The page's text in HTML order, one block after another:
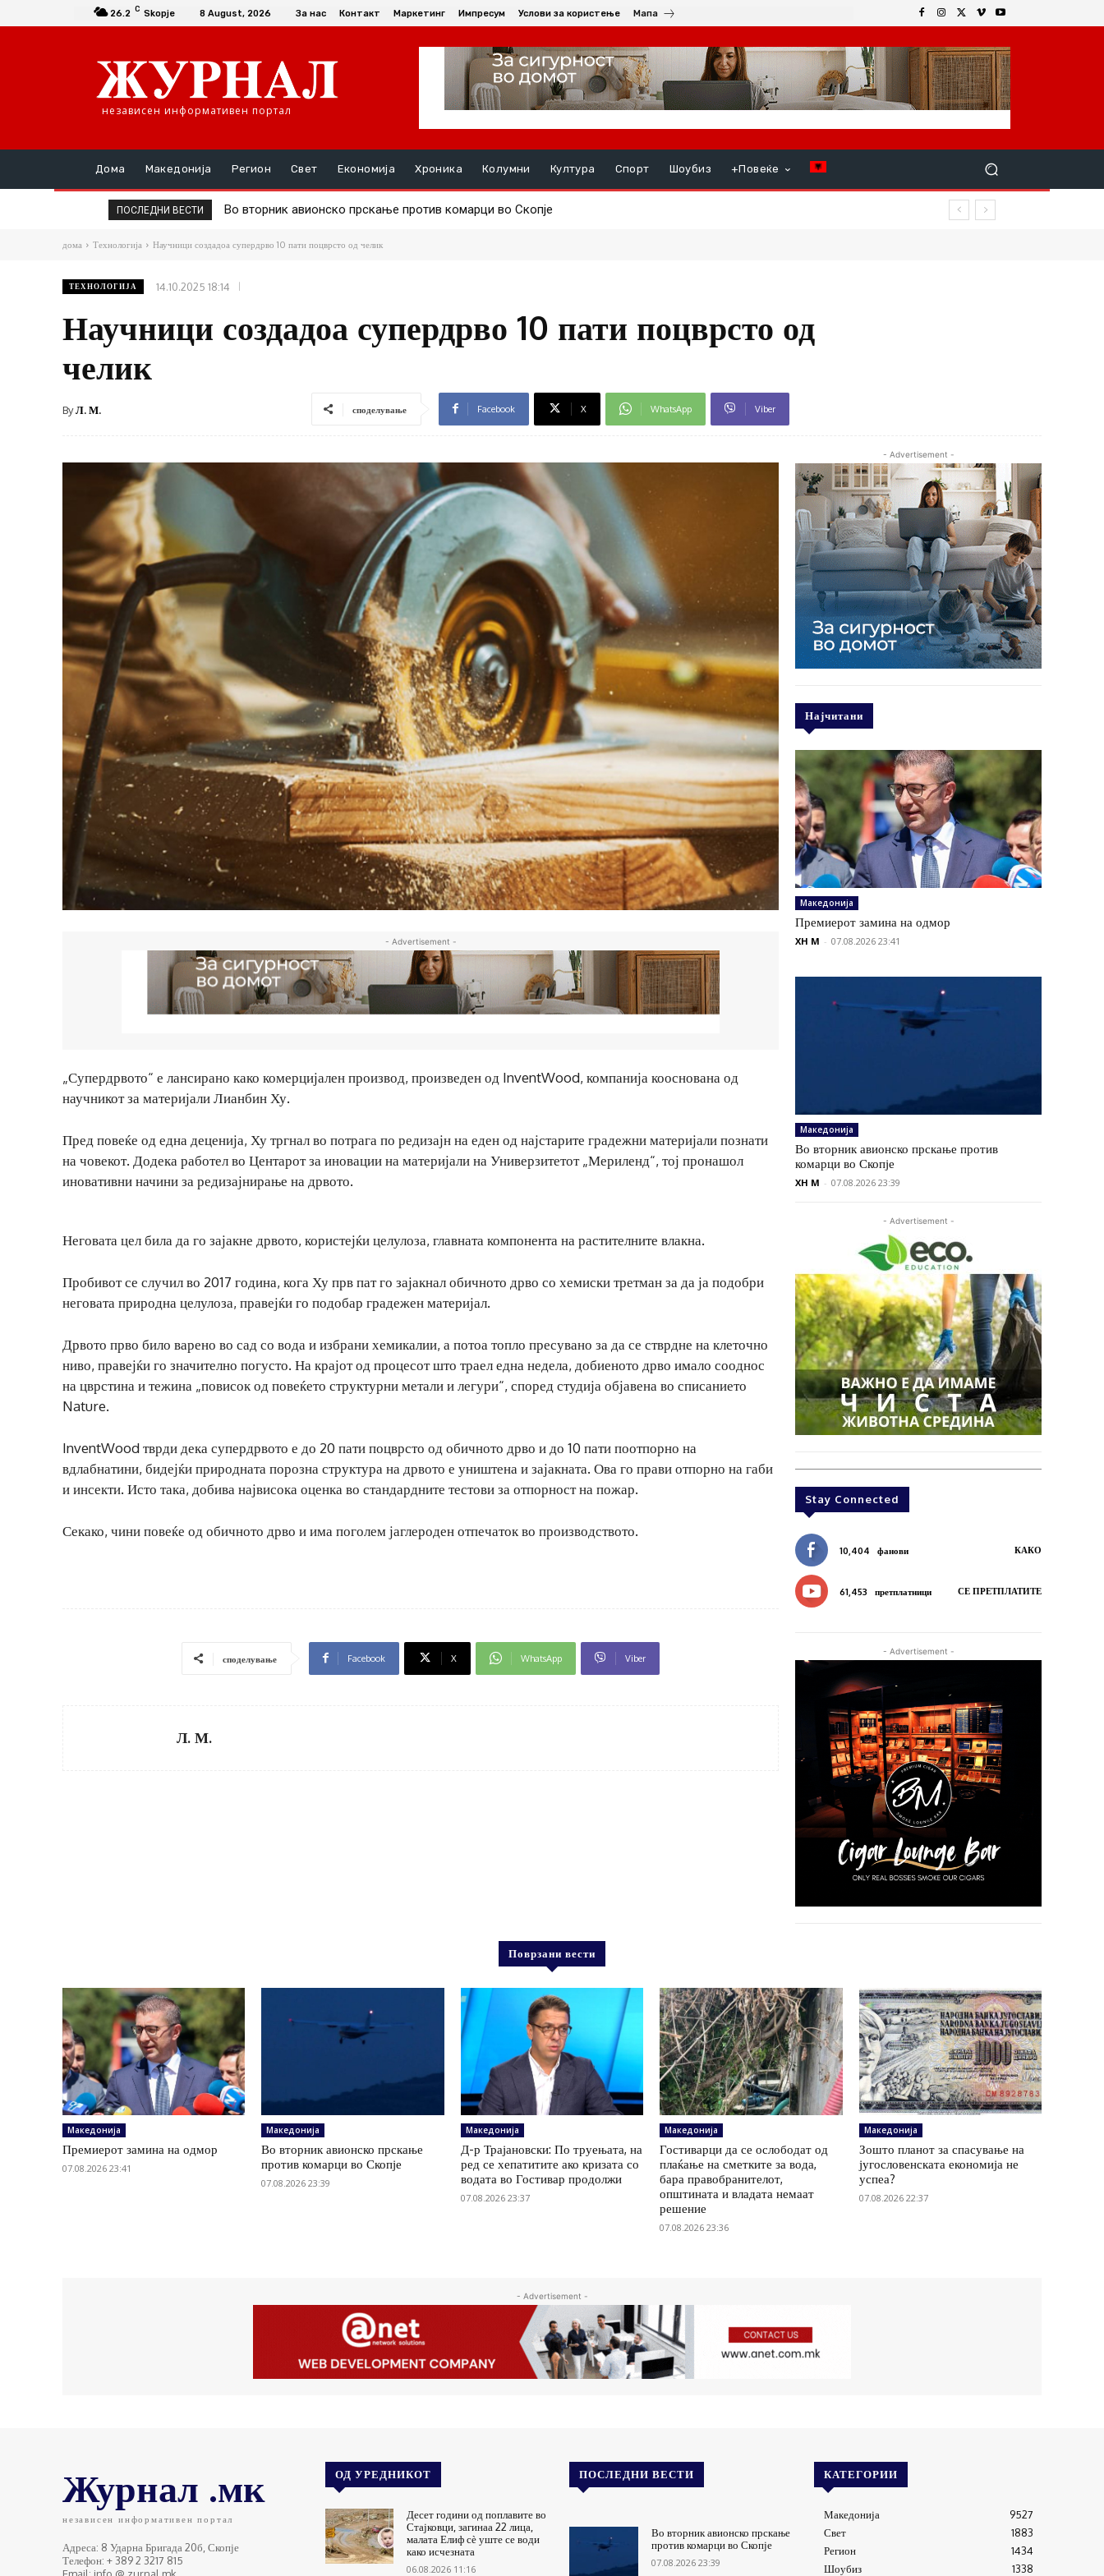
26.2 C Skopje 8 August, 2026 За нас Контакт Маркетинг Импресум Услови за користење Мапа
независен информативен портал
Дома Македонија Регион Свет Економија Хроника Колумни Култура Спорт Шоубиз +Повеќе
ПОСЛЕДНИ ВЕСТИ Во вторник авионско прскање против комарци во Скопје
Д-р Трајановски: По труењата, на ред се хепатитите ако кризата со водата во Гостивар продолжи
дома Технологија Научници создадоа супердрво 10 пати поцврсто од челик
ТЕХНОЛОГИЈА 14.10.2025 18:14
Научници создадоа супердрво 10 пати поцврсто од
челик
ByЛ. М. споделување Facebook X WhatsApp Viber
- Advertisement -
„Супердрвото“ е лансирано како комерцијален производ, произведен од InventWood, компанија кооснована од
научникот за материјали Лианбин Ху.
Пред повеќе од една деценија, Ху тргнал во потрага по редизајн на еден од најстарите градежни материјали познати
на човекот. Додека работел во Центарот за иновации на материјали на Универзитетот „Мериленд“, тој пронашол
иновативни начини за редизајнирање на дрвото.
Неговата цел била да го зајакне дрвото, користејќи целулоза, главната компонента на растителните влакна.
Пробивот се случил во 2017 година, кога Ху прв пат го зајакнал обичното дрво со хемиски третман за да ја подобри
неговата природна целулоза, правејќи го подобар градежен материјал.
Дрвото прво било варено во сад со вода и избрани хемикалии, а потоа топло пресувано за да се стврдне на клеточно
ниво, правејќи го значително погусто. На крајот од процесот што траел една недела, добиеното дрво имало сооднос
на цврстина и тежина „повисок од повеќето структурни метали и легури“, според студија објавена во списанието
Nature.
InventWood тврди дека супердрвото е до 20 пати поцврсто од обичното дрво и до 10 пати поотпорно на
вдлабнатини, бидејќи природната порозна структура на дрвото е уништена и зајакната. Ова го прави отпорно на габи
и инсекти. Исто така, добива највисока оценка во стандардните тестови за отпорност на пожар.
Секако, чини повеќе од обичното дрво и има поголем јаглероден отпечаток во производството.
споделување Facebook X WhatsApp Viber
Л. М.
- Advertisement -
Најчитани
Македонија
Премиерот замина на одмор
XH M - 07.08.2026 23:41
Македонија
Во вторник авионско прскање против
комарци во Скопје
XH M - 07.08.2026 23:39
- Advertisement -
Stay Connected
10,404 фанови КАКО
61,453 претплатници СЕ ПРЕТПЛАТИТЕ
- Advertisement -
Поврзани вести
Македонија
Премиерот замина на одмор
07.08.2026 23:41
Македонија
Во вторник авионско прскање
против комарци во Скопје
07.08.2026 23:39
Македонија
Д-р Трајановски: По труењата, на
ред се хепатитите ако кризата со
водата во Гостивар продолжи
07.08.2026 23:37
Македонија
Гостиварци да се ослободат од
плаќање на сметките за вода,
бара правобранителот,
општината и владата немаат
решение
07.08.2026 23:36
Македонија
Зошто планот за спасување на
југословенската економија не
успеа?
07.08.2026 22:37
- Advertisement -
Журнал .мк
независен информативен портал
Адреса: 8 Ударна Бригада 20б, Скопје
Телефон: + 389 2 3217 815
ОД УРЕДНИКОТ
Десет години од поплавите во
Стајковци, загинаа 22 лица,
малата Елиф сѐ уште се води
како исчезната
06.08.2026 11:16
ПОСЛЕДНИ ВЕСТИ
Во вторник авионско прскање
против комарци во Скопје
07.08.2026 23:39
КАТЕГОРИИ
Македонија
9527
Свет
1883
Регион
1434
Шоубиз
1338